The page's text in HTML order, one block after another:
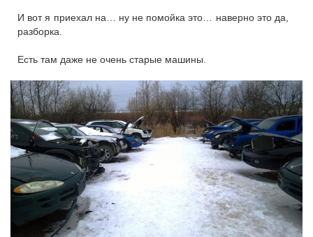
И вот я приехал на… ну не помойка это… наверно это да,
разборка.
Есть там даже не очень старые машины.